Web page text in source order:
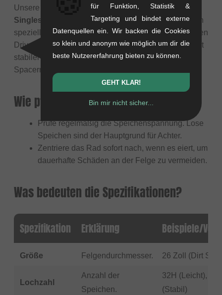
Unsere MTB Dirt Hinterräder kommen meist als reine
Singlespeed-Version . Das bedeutet, sie haben einen
speziellen kurzen Freilaufkörper oder einen integrierten
Driver (wie beim BMX) für ein einzelnes Ritzel. Das ist
stabiler und leichter als eine Kassettennabe mit
Spacern.
Wie pflege ich meine Laufräder?
Prüfe regelmäßig die Speichenspannung. Lose
Speichen sind der Hauptgrund für Achter.
Zentriere das Rad sofort nach, wenn es eiert, um
dauerhafte Schäden an der Felge zu vermeiden.
Was bedeuten die Spezifikationen?
Spezifikation Erklärung Beispiele/
Größe Felgendurchmesser. 26 Zoll (Dirt
Lochzahl
Anzahl der
Speichen.
32H (Leicht),
(Stabil)
für Funktion, Statistik &
Targeting und bindet externe
Datenquellen ein. Wir backen die Cookies
so klein und anonym wie möglich um dir die
beste Nutzererfahrung bieten zu können.
GEHT KLAR!
Bin mir nicht sicher...